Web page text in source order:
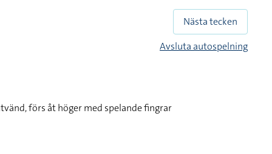
Nästa tecken
Avsluta autospelning
förs åt höger med spelande fingrar